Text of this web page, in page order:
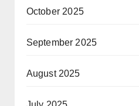
October 2025
September 2025
August 2025